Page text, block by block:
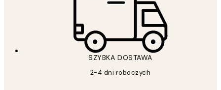
SZYBKA DOSTAWA
2-4 dni roboczych